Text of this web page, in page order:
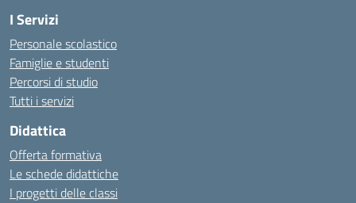
I Servizi
Personale scolastico
Famiglie e studenti
Percorsi di studio
Tutti i servizi
Didattica
Offerta formativa
Le schede didattiche
I progetti delle classi